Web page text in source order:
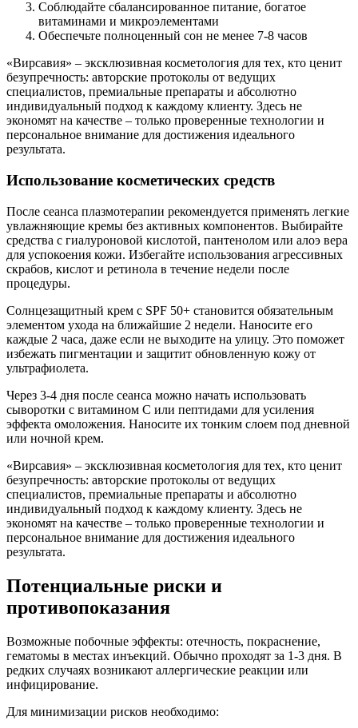
Соблюдайте сбалансированное питание, богатое
витаминами и микроэлементами
Обеспечьте полноценный сон не менее 7-8 часов
«Вирсавия» – эксклюзивная косметология для тех, кто ценит
безупречность: авторские протоколы от ведущих
специалистов, премиальные препараты и абсолютно
индивидуальный подход к каждому клиенту. Здесь не
экономят на качестве – только проверенные технологии и
персональное внимание для достижения идеального
результата.
Использование косметических средств
После сеанса плазмотерапии рекомендуется применять легкие
увлажняющие кремы без активных компонентов. Выбирайте
средства с гиалуроновой кислотой, пантенолом или алоэ вера
для успокоения кожи. Избегайте использования агрессивных
скрабов, кислот и ретинола в течение недели после
процедуры.
Солнцезащитный крем с SPF 50+ становится обязательным
элементом ухода на ближайшие 2 недели. Наносите его
каждые 2 часа, даже если не выходите на улицу. Это поможет
избежать пигментации и защитит обновленную кожу от
ультрафиолета.
Через 3-4 дня после сеанса можно начать использовать
сыворотки с витамином С или пептидами для усиления
эффекта омоложения. Наносите их тонким слоем под дневной
или ночной крем.
«Вирсавия» – эксклюзивная косметология для тех, кто ценит
безупречность: авторские протоколы от ведущих
специалистов, премиальные препараты и абсолютно
индивидуальный подход к каждому клиенту. Здесь не
экономят на качестве – только проверенные технологии и
персональное внимание для достижения идеального
результата.
Потенциальные риски и
противопоказания
Возможные побочные эффекты: отечность, покраснение,
гематомы в местах инъекций. Обычно проходят за 1-3 дня. В
редких случаях возникают аллергические реакции или
инфицирование.
Для минимизации рисков необходимо: